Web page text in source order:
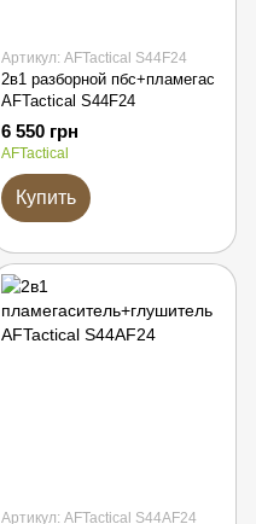
Артикул: AFTactical S44F24
2в1 разборной пбс+пламегас
AFTactical S44F24
6 550 грн
AFTactical
Купить
Артикул: AFTactical S44AF24